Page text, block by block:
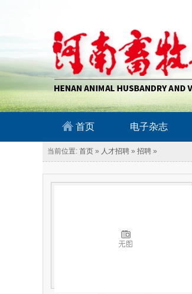
首页 电子杂志
当前位置: 首页 » 人才招聘 » 招聘 »